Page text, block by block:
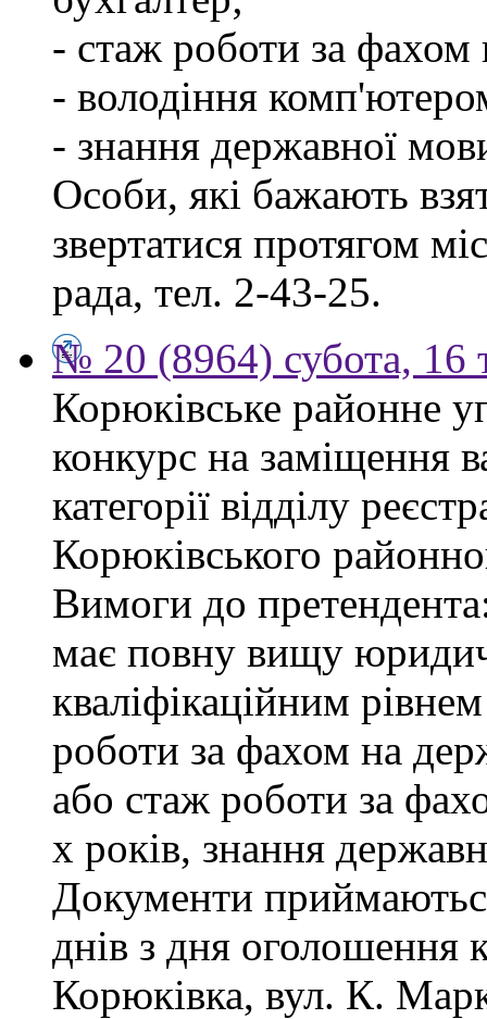
- стаж роботи за
- володіння
- знання державної
Особи, які бажають
звертатися протягом
рада, тел. 2-43-25.
№ 20 (8964) субота, 16
Корюківське районне
конкурс на заміщення
категорії відділу
Корюківського
Вимоги до
має повну вищу
кваліфікаційним
роботи за фахом на
або стаж роботи за
х років, знання
Документи
днів з дня оголошення
Корюківка, вул. К.